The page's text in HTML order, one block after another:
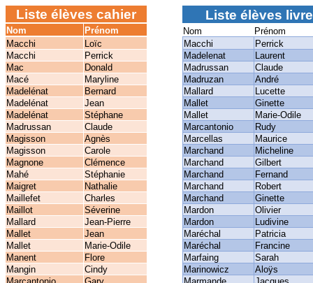
Liste élèves cahier Liste élèves livre
Nom Prénom Nom
Prénom
Macchi
Loïc Macchi
Perrick
Macchi
Perrick Madelenat
Laurent
Mac
Donald Madrussan
Claude
Macé
Maryline Madruzan
André
Madelénat
Bernard Mallard
Lucette
Madelénat
Jean Mallet
Ginette
Madelénat
Stéphane Mallet
Marie-Odile
Madrussan
Claude Marcantonio
Rudy
Magisson
Agnès Marcellas
Maurice
Magisson
Carole Marchand
Micheline
Magnone
Clémence Marchand
Gilbert
Mahé
Stéphanie Marchand
Fernand
Maigret
Nathalie Marchand
Robert
Maillefet
Charles Marchand
Ginette
Maillot
Séverine Mardon
Olivier
Mallard
Jean-Pierre Mardon
Ludivine
Mallet
Jean Maréchal
Patricia
Mallet
Marie-Odile Maréchal
Francine
Manent
Flore Marfaing
Sarah
Mangin
Cindy Marinowicz
Aloÿs